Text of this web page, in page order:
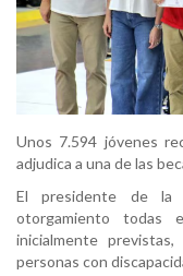
Unos 7.594 jóvenes
adjudica a una de las
El presidente de la
otorgamiento todas
inicialmente
personas con